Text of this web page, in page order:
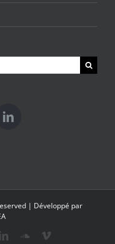
| Développé par
LinkedInSoundCloud
Vimeo